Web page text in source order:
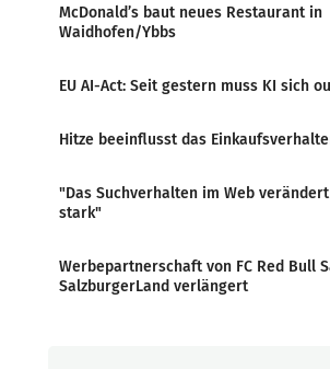
McDonald’s baut neues Restaurant in
Waidhofen/Ybbs
EU AI-Act: Seit gestern muss KI sich
Hitze beeinflusst das
"Das Suchverhalten im Web
stark"
Werbepartnerschaft von FC Red Bull
SalzburgerLand verlängert